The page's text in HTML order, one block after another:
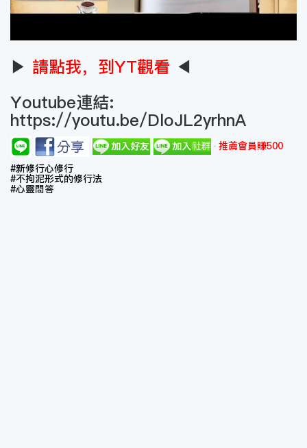
▶ 請點我，到YT觀看 ◀
Youtube連結:
https://youtu.be/DloJL2yrhnA
推薦會員賺500
#新修行心修行
#不拘泥形式的修行法
#心靈問答